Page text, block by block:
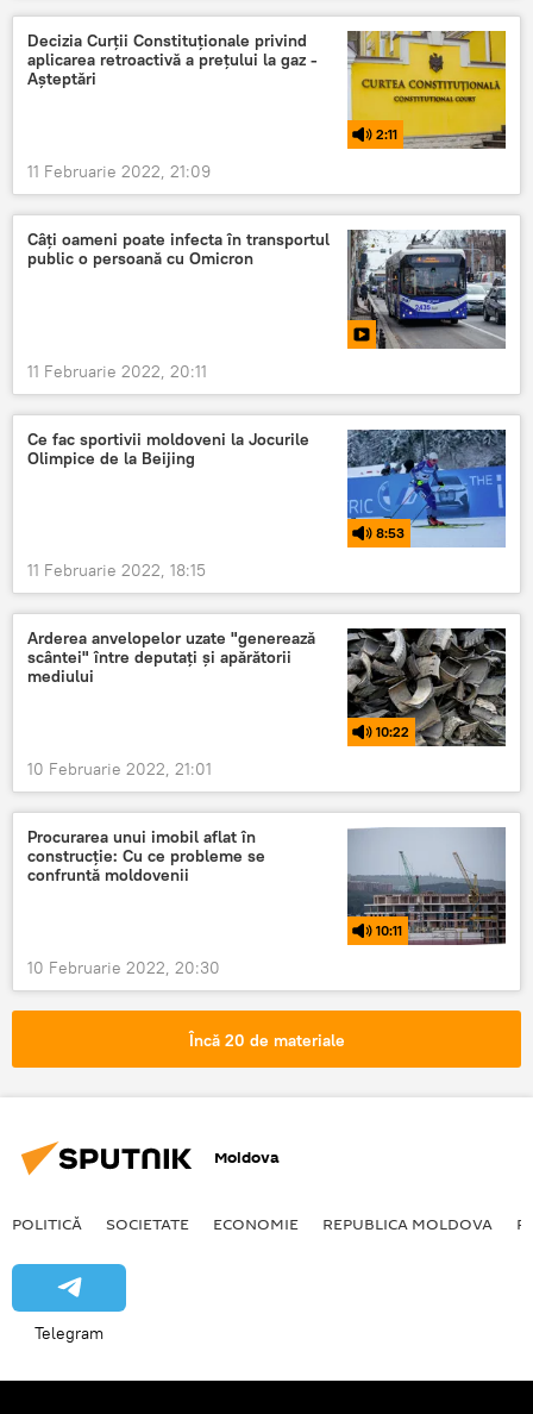
Decizia Curții Constituționale privind
aplicarea retroactivă a prețului la gaz -
Așteptări
2:11
11 Februarie 2022, 21:09
Câți oameni poate infecta în transportul
public o persoană cu Omicron
11 Februarie 2022, 20:11
Ce fac sportivii moldoveni la Jocurile
Olimpice de la Beijing
8:53
11 Februarie 2022, 18:15
Arderea anvelopelor uzate "generează
scântei" între deputați și apărătorii
mediului
10:22
10 Februarie 2022, 21:01
Procurarea unui imobil aflat în
construcție: Cu ce probleme se
confruntă moldovenii
10:11
10 Februarie 2022, 20:30
Încă 20 de materiale
Moldova
POLITICĂ SOCIETATE ECONOMIE REPUBLICA MOLDOVA
Telegram